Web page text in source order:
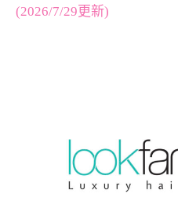
(2026/7/29更新)